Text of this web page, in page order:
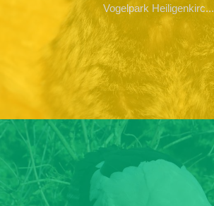
Vogelpark Heiligenkirc...